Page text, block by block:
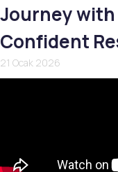
Journey with
Confident
21 Ocak 2026